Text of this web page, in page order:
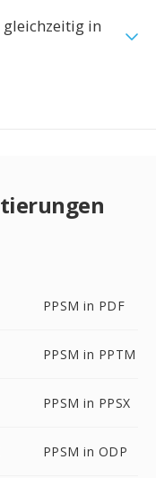
gleichzeitig in
PPSM in PDF
PPSM in PPTM
PPSM in PPSX
PPSM in ODP